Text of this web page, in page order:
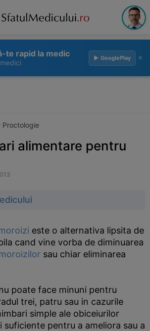
te rapid la medic ▶ GooglePlay ×
Proctologie
alimentare pentru
este o alternativa lipsita de
cand vine vorba de diminuarea
sau chiar eliminarea
poate face minuni pentru
trei, patru sau in cazurile
simple ale obiceiurilor
pentru a ameliora sau a